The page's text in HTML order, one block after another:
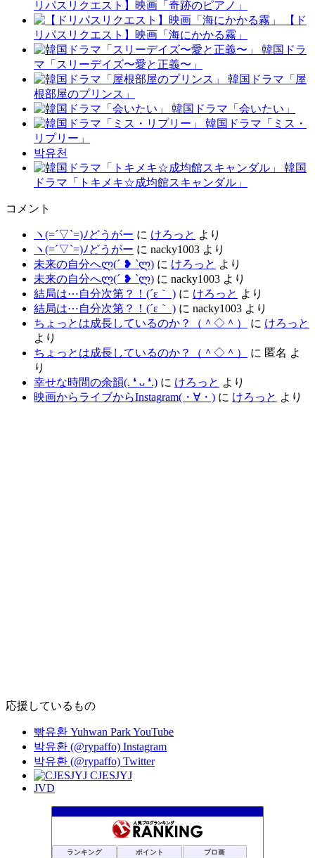
リパスリクエスト】映画「奇跡のピアノ」
【ド
リパスリクエスト】映画「海にかかる霧」
韓国ドラ
マ「スリーデイズ〜愛と正義〜」
韓国ドラマ「屋
根部屋のプリンス」
韓国ドラマ「会いたい」
韓国ドラマ「ミス・
リプリー」
박유천
韓国
ドラマ「トキメキ☆成均館スキャンダル」
コメント
ヽ(=´▽`=)ﾉどうがー に けろっと より
ヽ(=´▽`=)ﾉどうがー に nacky1003 より
未来の自分へლ⁠(⁠´⁠ ⁠❥⁠ ⁠`⁠ლ⁠) に けろっと より
未来の自分へლ⁠(⁠´⁠ ⁠❥⁠ ⁠`⁠ლ⁠) に nacky1003 より
結局は⋯自分次第？！(´ε｀ ) に けろっと より
結局は⋯自分次第？！(´ε｀ ) に nacky1003 より
ちょっとは成長しているのか？（＾◇＾）
に けろっと
より
ちょっとは成長しているのか？（＾◇＾）
に 匿名 よ
り
幸せな時間の余韻(⁠.⁠ ⁠❛⁠ ⁠ᴗ⁠ ⁠❛⁠.⁠) に けろっと より
映画からライブからInstagram(⁠・⁠∀⁠・⁠) に けろっと より
応援しているもの
빢유환 Yuhwan Park YouTube
박유환 (@rypaffo) Instagram
박유환 (@rypaffo) Twitter
CJESJYJ
JVD
ランキング ポイント ブロ画